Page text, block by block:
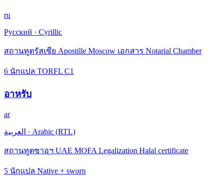
ru
Русский · Cyrillic
สถานทูตรัสเซีย Apostille Moscow เอกสาร Notarial Chamber
6 นักแปล TORFL C1
อาหรับ
ar
العربية · Arabic (RTL)
สถานทูตซาอุฯ UAE MOFA Legalization Halal certificate
5 นักแปล Native + sworn